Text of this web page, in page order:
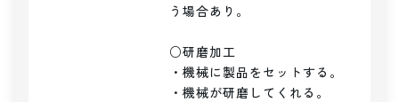
う場合あり。
○研磨加工
・機械に製品をセットする。
・機械が研磨してくれる。